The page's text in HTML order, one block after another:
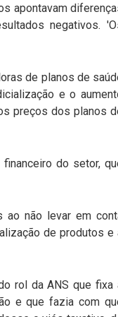
apontavam
negativos.
de planos de
e o
preços dos planos
do setor,
ao não levar em
de produtos e
rol da ANS que fixa
e que fazia com